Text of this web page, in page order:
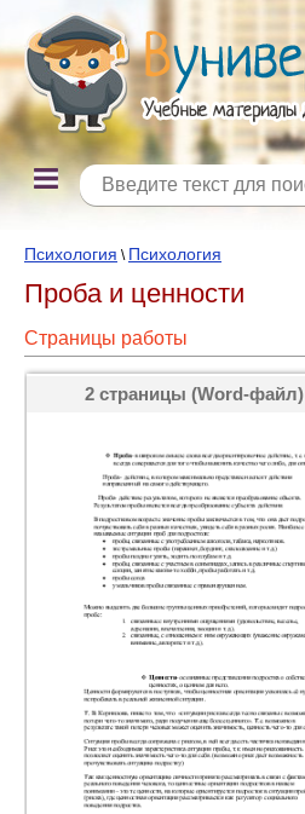
Психология \ Психология
Проба и ценности
Страницы работы
2 страницы (Word-файл)